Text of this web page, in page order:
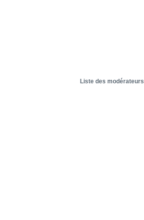
Liste des modérateurs